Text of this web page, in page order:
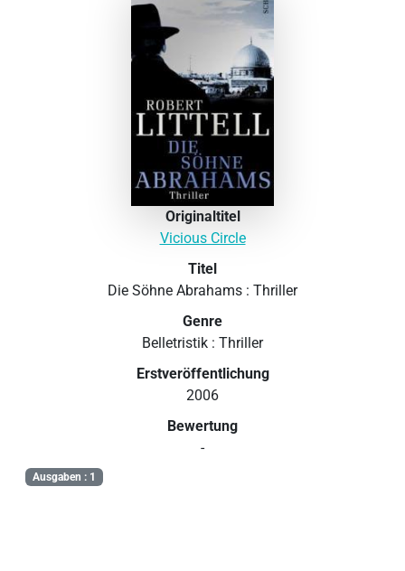
Originaltitel
Vicious Circle
Titel
Die Söhne Abrahams : Thriller
Genre
Belletristik : Thriller
Erstveröffentlichung
2006
Bewertung
-
Ausgaben : 1